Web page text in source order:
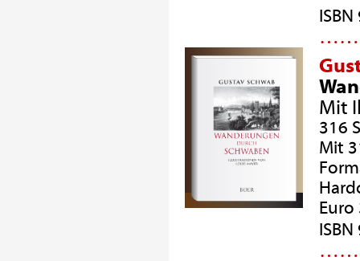
Mit
316
Mit
Euro